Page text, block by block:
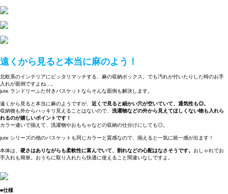
遠くから見ると本当に麻のよう！
北欧系のインテリアにピッタリマッチする、麻の収納ボックス。でも汚れが付いたりした時のお手
入れが面倒ですよね…。
jute ランドリーふた付きバスケットならそんな面倒も解決します。
遠くから見ると本当に麻のようですが、 近くで見ると細かい穴が空いていて、通気性も◎。
収納物も外からハッキリ見えることはないので、 洗濯物などの外から見えてほしくない物も入れら
れるのが嬉しいポイントです！
カラー違いで揃えて、洗濯物やおもちゃなどの収納の仕分けにしても◎。
jute シリーズの他のバスケットも同じカラーと質感なので、揃えると一気に統一感が出ます！
本体は、 硬さはありながらも柔軟性に富んでいて、割れなどの心配はなさそうです。 おしゃれでお
手入れも簡単。おうちに取り入れたら快適に使えること間違いなしですよ。
■仕様